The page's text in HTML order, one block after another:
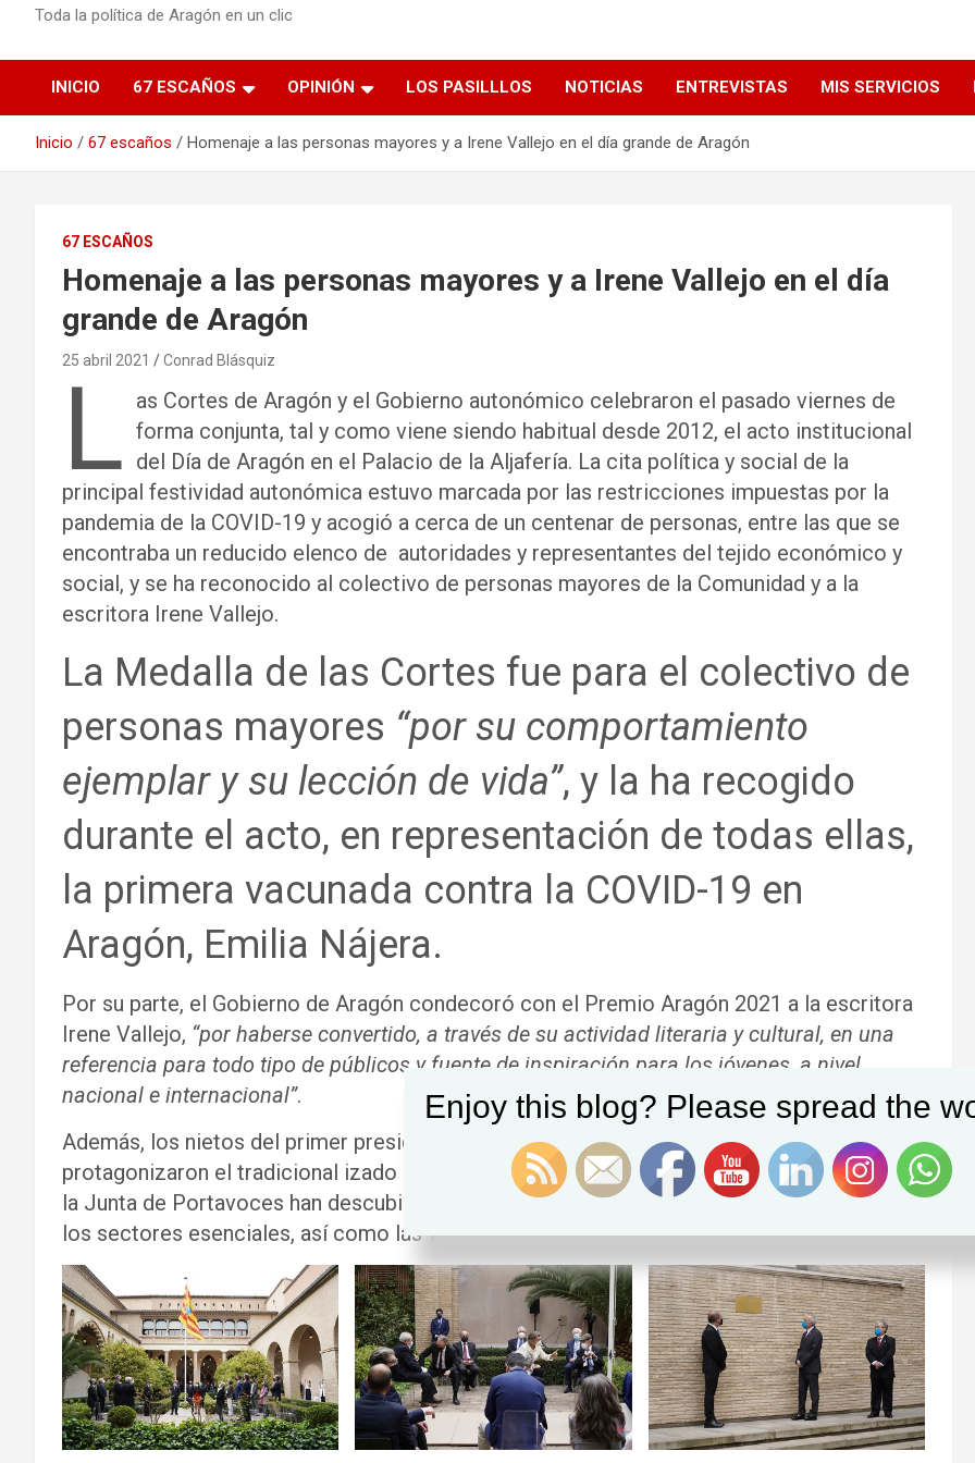
Toda la política de Aragón en un clic
INICIO 67 ESCAÑOS OPINIÓN LOS PASILLLOS NOTICIAS ENTREVISTAS MIS SERVICIOS
Inicio 67 escaños Homenaje a las personas mayores y a Irene Vallejo en el día grande de Aragón
67 ESCAÑOS
Homenaje a las personas mayores y a Irene Vallejo en el día
grande de Aragón
25 abril 2021 Conrad Blásquiz
L as Cortes de Aragón y el Gobierno autonómico celebraron el pasado viernes de
forma conjunta, tal y como viene siendo habitual desde 2012, el acto institucional
del Día de Aragón en el Palacio de la Aljafería. La cita política y social de la
principal festividad autonómica estuvo marcada por las restricciones impuestas por la
pandemia de la COVID-19 y acogió a cerca de un centenar de personas, entre las que se
encontraba un reducido elenco de autoridades y representantes del tejido económico y
social, y se ha reconocido al colectivo de personas mayores de la Comunidad y a la
escritora Irene Vallejo.
La Medalla de las Cortes fue para el colectivo de
personas mayores “por su comportamiento
ejemplar y su lección de vida”, y la ha recogido
durante el acto, en representación de todas ellas,
la primera vacunada contra la COVID-19 en
Aragón, Emilia Nájera.
Por su parte, el Gobierno de Aragón condecoró con el Premio Aragón 2021 a la escritora
Irene Vallejo, “por haberse convertido, a través de su actividad literaria y cultural, en una
referencia para todo tipo de públicos y fuente de inspiración para los jóvenes, a nivel
nacional e internacional”.
Además, los nietos del primer presidente autonómico, Juan Antonio Bolea,
protagonizaron el tradicional izado de bandera. Los miembros de la Mesa de las Cortes y
la Junta de Portavoces han descubierto en el Patio de San Martín una placa en homenaje a
los sectores esenciales, así como las víctimas de la COVID-19 y sus familiares.
Enjoy this blog? Please spread the